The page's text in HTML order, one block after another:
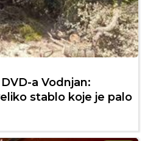
a Vodnjan:
stablo koje je palo